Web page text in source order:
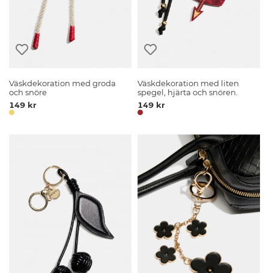
Väskdekoration med groda
och snöre
149 kr
Väskdekoration med liten
spegel, hjärta och snören.
149 kr